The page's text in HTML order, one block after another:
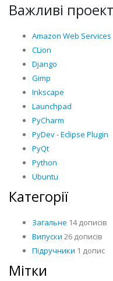
Важливі
Amazon Web Services
CLion
Django
Gimp
Inkscape
Launchpad
PyCharm
PyDev - Eclipse Plugin
PyQt
Python
Ubuntu
Категорії
Загальне 14 дописів
Випуски 26 дописів
Підручники 1 допис
Мітки